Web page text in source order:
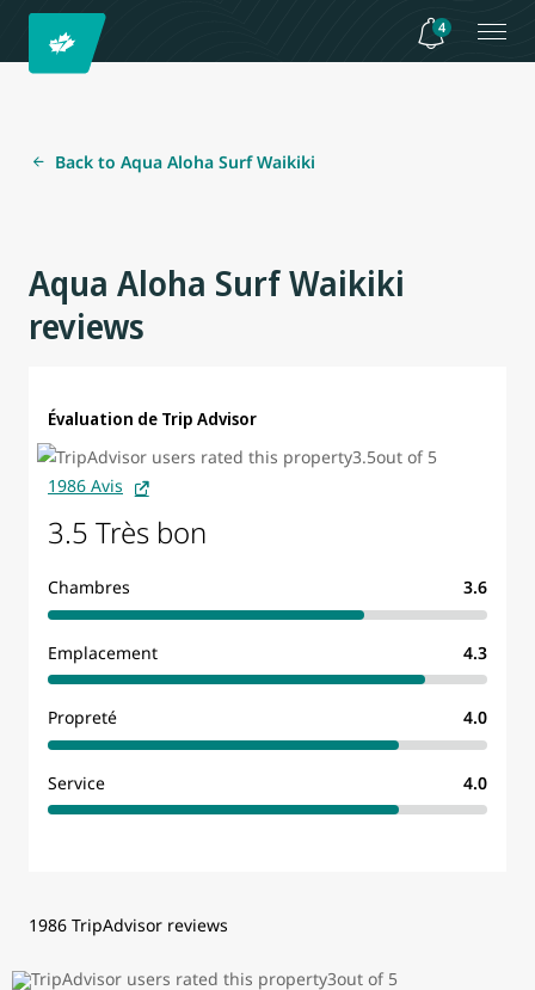
4
Back to Aqua Aloha Surf Waikiki
Aqua Aloha Surf Waikiki
reviews
Évaluation de Trip Advisor
1986 Avis
3.5 Très bon
Chambres 3.6
Emplacement 4.3
Propreté 4.0
Service 4.0
1986 TripAdvisor reviews